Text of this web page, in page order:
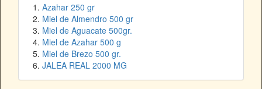
Azahar 250 gr
Miel de Almendro 500 gr
Miel de Aguacate 500gr.
Miel de Azahar 500 g
Miel de Brezo 500 gr.
JALEA REAL 2000 MG